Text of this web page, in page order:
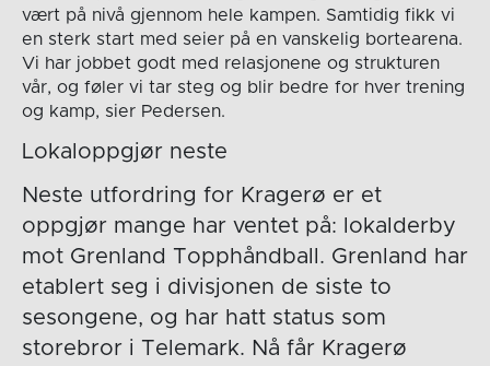
vært på nivå gjennom hele kampen. Samtidig fikk vi
en sterk start med seier på en vanskelig bortearena.
Vi har jobbet godt med relasjonene og strukturen
vår, og føler vi tar steg og blir bedre for hver trening
og kamp, sier Pedersen.
Lokaloppgjør neste
Neste utfordring for Kragerø er et
oppgjør mange har ventet på: lokalderby
mot Grenland Topphåndball. Grenland har
etablert seg i divisjonen de siste to
sesongene, og har hatt status som
storebror i Telemark. Nå får Kragerø